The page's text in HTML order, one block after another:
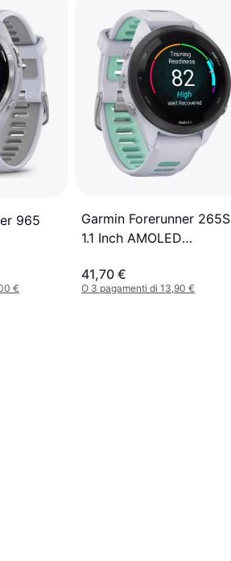
965
€
Garmin Forerunner 265S
1.1 Inch AMOLED
41,70 €
O 3 pagamenti di 13,90 €